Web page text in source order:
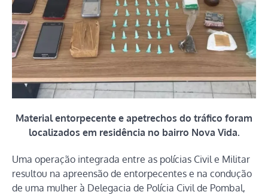
Material entorpecente e apetrechos do tráfico foram
localizados em residência no bairro Nova Vida.
Uma operação integrada entre as polícias Civil e Militar
resultou na apreensão de entorpecentes e na condução
de uma mulher à Delegacia de Polícia Civil de Pombal,